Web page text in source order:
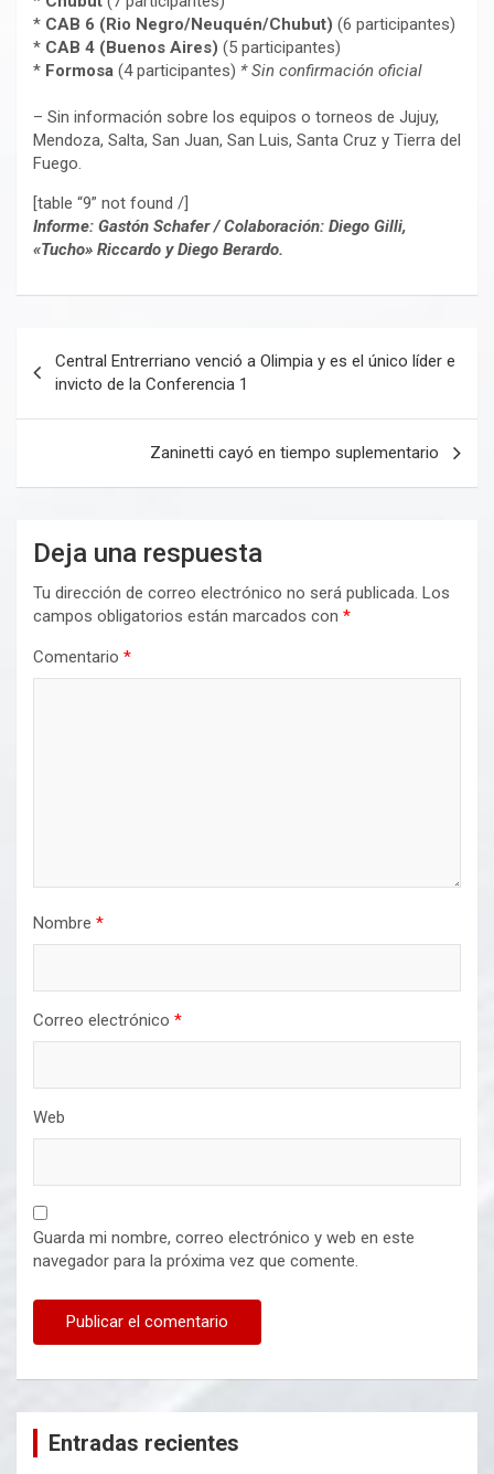
* CAB 6 (Rio Negro/Neuquén/Chubut) (6 participantes)
* CAB 4 (Buenos Aires) (5 participantes)
* Formosa (4 participantes) * Sin confirmación oficial
– Sin información sobre los equipos o torneos de Jujuy,
Mendoza, Salta, San Juan, San Luis, Santa Cruz y Tierra del
Fuego.
[table “9” not found /]
Informe: Gastón Schafer / Colaboración: Diego Gilli,
«Tucho» Riccardo y Diego Berardo.
de
entradas
Central Entrerriano venció a Olimpia y es el único líder e
invicto de la Conferencia 1
Zaninetti cayó en tiempo suplementario
Deja una respuesta
Tu dirección de correo electrónico no será publicada. Los
campos obligatorios están marcados con *
Comentario *
Nombre *
Correo electrónico *
Web
Guarda mi nombre, correo electrónico y web en este
navegador para la próxima vez que comente.
Entradas recientes